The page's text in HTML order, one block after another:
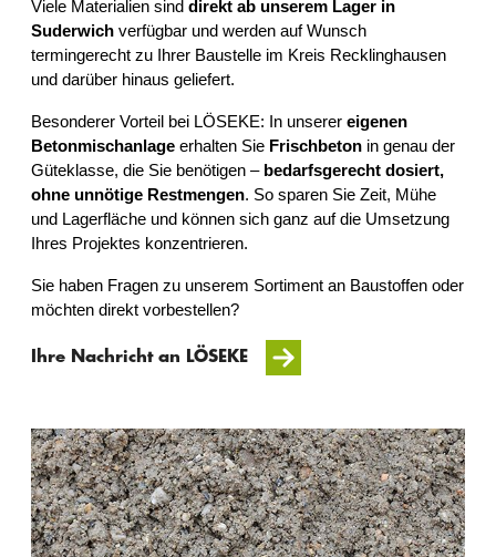
Viele Materialien sind direkt ab unserem Lager in
Suderwich verfügbar und werden auf Wunsch
termingerecht zu Ihrer Baustelle im Kreis Recklinghausen
und darüber hinaus geliefert.
Besonderer Vorteil bei LÖSEKE: In unserer eigenen
Betonmischanlage erhalten Sie Frischbeton in genau der
Güteklasse, die Sie benötigen – bedarfsgerecht dosiert,
ohne unnötige Restmengen. So sparen Sie Zeit, Mühe
und Lagerfläche und können sich ganz auf die Umsetzung
Ihres Projektes konzentrieren.
Sie haben Fragen zu unserem Sortiment an Baustoffen oder
möchten direkt vorbestellen?
Ihre Nachricht an LÖSEKE